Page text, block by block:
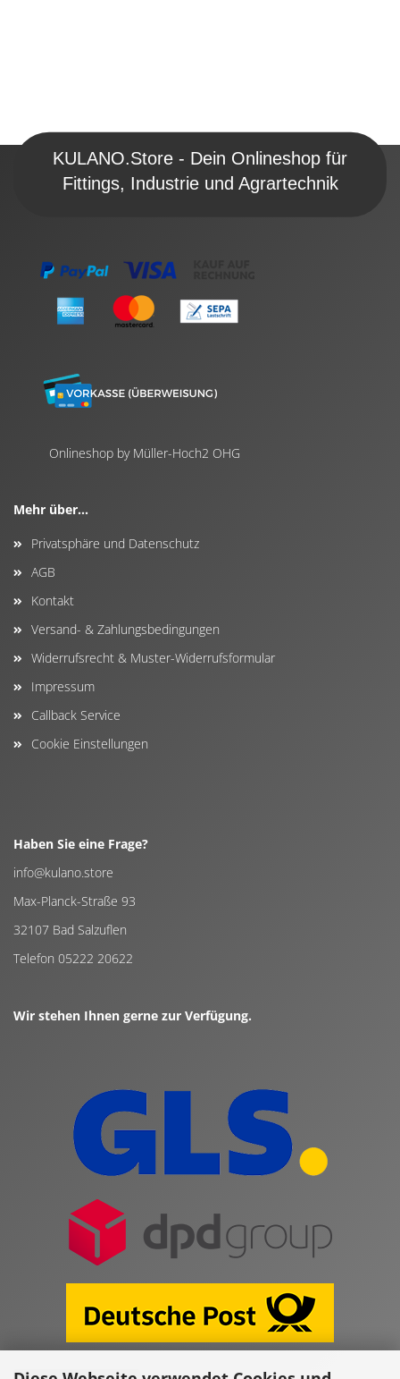
KULANO.Store - Dein Onlineshop für
Fittings, Industrie und Agrartechnik
Onlineshop by Müller-Hoch2 OHG
Mehr über...
Privatsphäre und Datenschutz
AGB
Kontakt
Versand- & Zahlungsbedingungen
Widerrufsrecht & Muster-Widerrufsformular
Impressum
Callback Service
Cookie Einstellungen
Haben Sie eine Frage?
info@kulano.store
Max-Planck-Straße 93
32107 Bad Salzuflen
Telefon 05222 20622
Wir stehen Ihnen gerne zur Verfügung.